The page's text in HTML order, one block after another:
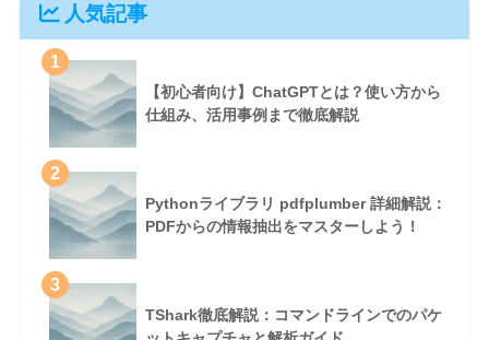
人気記事
1
【初心者向け】ChatGPTとは？使い方から
仕組み、活用事例まで徹底解説
2
Pythonライブラリ pdfplumber 詳細解説：
PDFからの情報抽出をマスターしよう！
3
TShark徹底解説：コマンドラインでのパケ